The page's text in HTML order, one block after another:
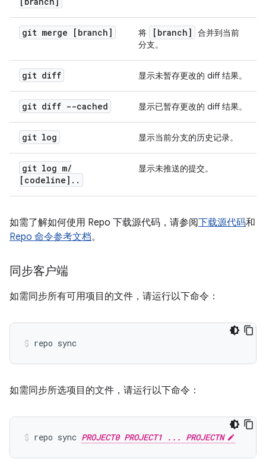
git merge [branch] 将 [branch]
合并到当前
分支。
git diff 显示未暂存更改的 diff 结果。
git diff --cached 显示已暂存更改的 diff 结果。
git log 显示当前分支的历史记录。
git log m/
[codeline] . .
显示未推送的提交。
如需了解如何使用 Repo 下载源代码，请参阅下载源代码和
Repo 命令参考文档。
同步客户端
如需同步所有可用项目的文件，请运行以下命令：
repo sync
如需同步所选项目的文件，请运行以下命令：
repo sync PROJECT0 PROJECT1 ... PROJECTN